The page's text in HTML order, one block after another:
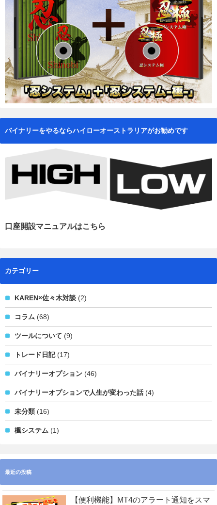
バイナリーをやるならハイローオーストラリアがお勧めです
口座開設マニュアルはこちら
カテゴリー
KAREN×佐々木対談 (2)
コラム (68)
ツールについて (9)
トレード日記(17)
バイナリーオプション (46)
バイナリーオプションで人生が変わった話(4)
未分類 (16)
楓システム (1)
最近の投稿
【便利機能】MT4のアラート通知をスマ